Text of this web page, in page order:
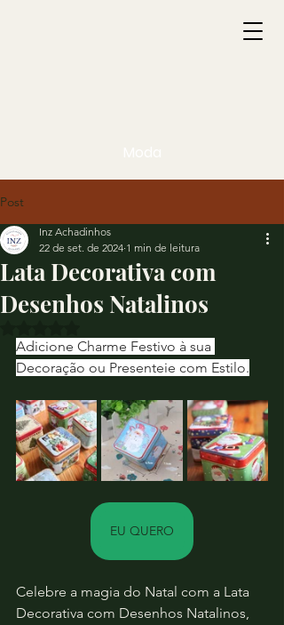
Post
Lata Decorativa com
Desenhos Natalinos
Inz Achadinhos
22 de set. de 2024 1 min de leitura
Adicione Charme Festivo à sua
Decoração ou Presenteie com Estilo.
EU QUERO
Celebre a magia do Natal com a Lata
Decorativa com Desenhos Natalinos,